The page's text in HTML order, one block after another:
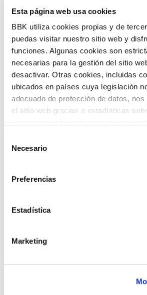
Esta página web usa cookies
BBK utiliza cookies propias y de
puedas visitar nuestro sitio web y
funciones. Algunas cookies son
necesarias para la gestión del sitio
desactivar. Otras cookies, incluidas
ubicados en países cuya legislación
adecuado de protección de datos,
el sitio web gracias a estadísticas
el uso que haga del sitio web con
información que les haya
recopilado a partir del uso que haya
preferencias.
Necesario
Preferencias
Estadística
Marketing
VOLVER
COMPARTIR